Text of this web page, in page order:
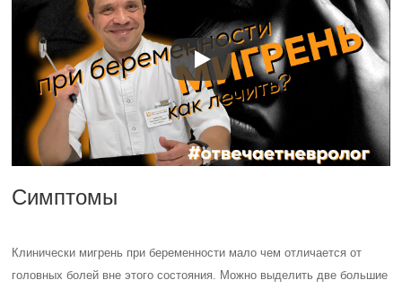
Симптомы
Клинически мигрень при беременности мало чем отличается от
головных болей вне этого состояния. Можно выделить две большие